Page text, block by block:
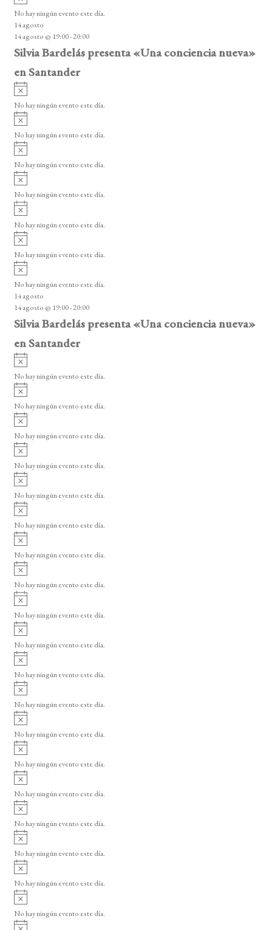
o
v
i
s
o
No hay ningún evento este día.
14 agosto
14 agosto @ 19:00-20:00
Silvia Bardelás presenta «Una conciencia nueva»
en Santander
A
v
i
o
No hay ningún evento este día.
A
v
i
o
No hay ningún evento este día.
A
v
i
o
No hay ningún evento este día.
A
v
i
o
No hay ningún evento este día.
A
v
i
o
No hay ningún evento este día.
A
v
i
o
No hay ningún evento este día.
A
v
i
s
o
No hay ningún evento este día.
14 agosto
14 agosto @ 19:00-20:00
Silvia Bardelás presenta «Una conciencia nueva»
en Santander
A
v
i
o
No hay ningún evento este día.
A
v
i
o
No hay ningún evento este día.
A
v
i
o
No hay ningún evento este día.
A
v
i
o
No hay ningún evento este día.
A
v
i
o
No hay ningún evento este día.
A
v
i
o
No hay ningún evento este día.
A
v
i
o
No hay ningún evento este día.
A
v
i
o
No hay ningún evento este día.
A
v
i
o
No hay ningún evento este día.
A
v
i
o
No hay ningún evento este día.
A
v
i
o
No hay ningún evento este día.
A
v
i
o
No hay ningún evento este día.
A
v
i
o
No hay ningún evento este día.
A
v
i
o
No hay ningún evento este día.
A
v
i
o
No hay ningún evento este día.
A
v
i
o
No hay ningún evento este día.
A
v
i
o
No hay ningún evento este día.
A
v
i
o
No hay ningún evento este día.
A
v
i
No hay ningún evento este día.
A